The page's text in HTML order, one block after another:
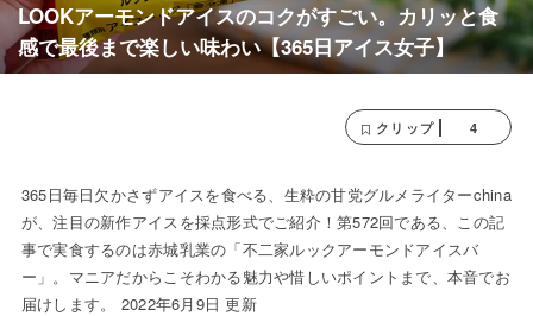
LOOKアーモンドアイスのコクがすごい。カリッと食
感で最後まで楽しい味わい【365日アイス女子】
クリップ 4
365日毎日欠かさずアイスを食べる、生粋の甘党グルメライターchina
が、注目の新作アイスを採点形式でご紹介！第572回である、この記
事で実食するのは赤城乳業の「不二家ルックアーモンドアイスバ
ー」。マニアだからこそわかる魅力や惜しいポイントまで、本音でお
届けします。 2022年6月9日 更新